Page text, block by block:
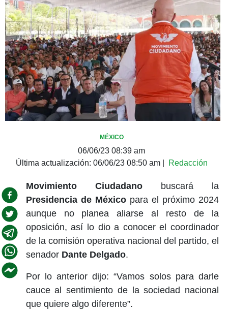
MÉXICO
06/06/23 08:39 am
Última actualización: 06/06/23 08:50 am| Redacción
Movimiento Ciudadanobuscará la
Presidencia de Méxicopara el próximo 2024
aunque no planea aliarse al resto de la
oposición, así lo dio a conocer el coordinador
de la comisión operativa nacional del partido, el
senador Dante Delgado.
Por lo anterior dijo: “Vamos solos para darle
cauce al sentimiento de la sociedad nacional
que quiere algo diferente”.